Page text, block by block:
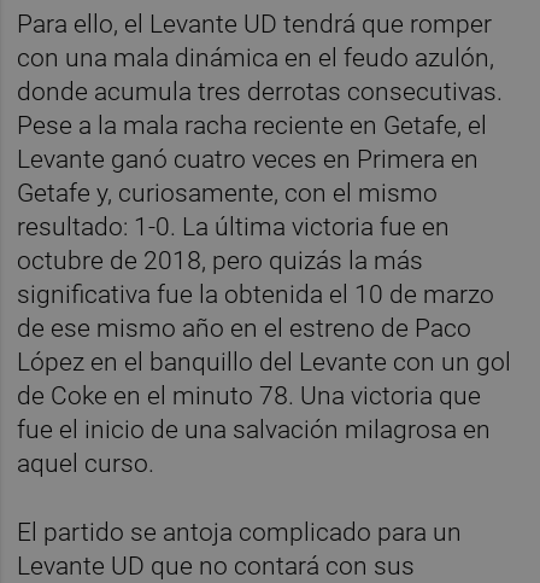
Para ello, el Levante UD tendrá que romper
con una mala dinámica en el feudo azulón,
donde acumula tres derrotas consecutivas.
Pese a la mala racha reciente en Getafe, el
Levante ganó cuatro veces en Primera en
Getafe y, curiosamente, con el mismo
resultado: 1-0. La última victoria fue en
octubre de 2018, pero quizás la más
significativa fue la obtenida el 10 de marzo
de ese mismo año en el estreno de Paco
López en el banquillo del Levante con un gol
de Coke en el minuto 78. Una victoria que
fue el inicio de una salvación milagrosa en
aquel curso.
El partido se antoja complicado para un
Levante UD que no contará con sus